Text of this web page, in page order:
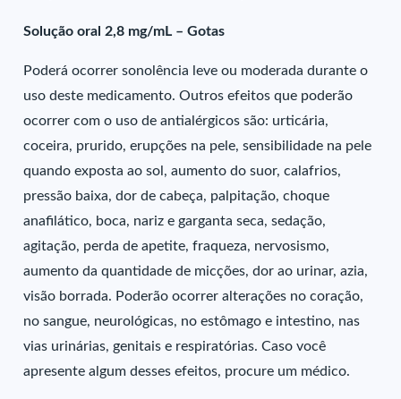
Solução oral 2,8 mg/mL – Gotas
Poderá ocorrer sonolência leve ou moderada durante o
uso deste medicamento. Outros efeitos que poderão
ocorrer com o uso de antialérgicos são: urticária,
coceira, prurido, erupções na pele, sensibilidade na pele
quando exposta ao sol, aumento do suor, calafrios,
pressão baixa, dor de cabeça, palpitação, choque
anafilático, boca, nariz e garganta seca, sedação,
agitação, perda de apetite, fraqueza, nervosismo,
aumento da quantidade de micções, dor ao urinar, azia,
visão borrada. Poderão ocorrer alterações no coração,
no sangue, neurológicas, no estômago e intestino, nas
vias urinárias, genitais e respiratórias. Caso você
apresente algum desses efeitos, procure um médico.